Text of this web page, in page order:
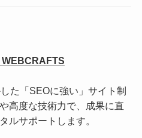
WEBCRAFTS
た「SEOに強い」サイト制
高度な技術力で、成果に直
ルサポートします。